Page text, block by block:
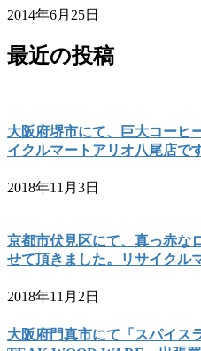
2014年6月25日
最近の投稿
大阪府堺市にて、巨大コーヒ
イクルマートアリオ八尾店で
2018年11月3日
京都市伏見区にて、真っ赤な
せて頂きました。リサイクル
2018年11月2日
大阪府門真市にて「スパイス